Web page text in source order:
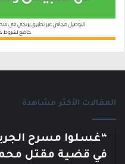
المقالات الأكثر مشاهدة
“غسلوا مسرح
في قضية مقتل